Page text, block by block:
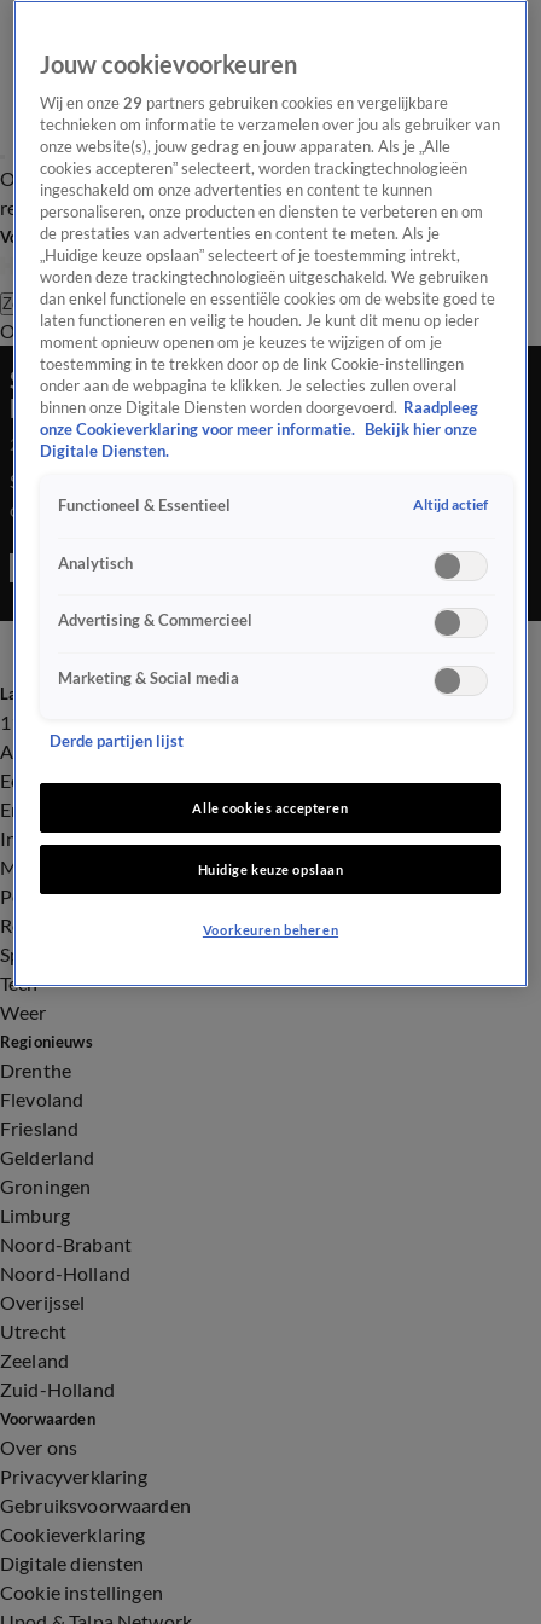
Overzicht Laatste nieuws Regionieuws Het beste van Hart
Tip de
redactie
Volg Hart van Nederland
Zoeken
OverzichtRegioUitzendingenWeerTip de redactiePanelVideo's
Stel steekt barbecue aan in huis om warm te
blijven en wordt onwel door rook
29 nov 2022, 07:14
Stel steekt barbecue aan in huis om warm te blijven en wordt
onwel door rook
Laatste nieuws
112
Advies & Tips
Economie
Entertainment
Infrastructuur
Milieu en Gezondheid
Politiek
Royalty
Sport
Tech
Weer
Regionieuws
Drenthe
Flevoland
Friesland
Gelderland
Groningen
Limburg
Noord-Brabant
Noord-Holland
Overijssel
Utrecht
Zeeland
Zuid-Holland
Voorwaarden
Over ons
Privacyverklaring
Gebruiksvoorwaarden
Cookieverklaring
Digitale diensten
Cookie instellingen
Jouw cookievoorkeuren
Wij en onze29 partners gebruiken cookies en vergelijkbare
technieken om informatie te verzamelen over jou als gebruiker van
onze website(s), jouw gedrag en jouw apparaten. Als je „Alle
cookies accepteren” selecteert, worden trackingtechnologieën
ingeschakeld om onze advertenties en content te kunnen
personaliseren, onze producten en diensten te verbeteren en om
de prestaties van advertenties en content te meten. Als je
„Huidige keuze opslaan” selecteert of je toestemming intrekt,
worden deze trackingtechnologieën uitgeschakeld. We gebruiken
dan enkel functionele en essentiële cookies om de website goed te
laten functioneren en veilig te houden. Je kunt dit menu op ieder
moment opnieuw openen om je keuzes te wijzigen of om je
toestemming in te trekken door op de link Cookie-instellingen
onder aan de webpagina te klikken. Je selecties zullen overal
binnen onze Digitale Diensten worden doorgevoerd. Raadpleeg
onze Cookieverklaring voor meer informatie.
Bekijk hier onze
Digitale Diensten.
Functioneel & Essentieel Altijd actief
Analytisch
Advertising & Commercieel
Marketing & Social media
Derde partijen lijst
Alle cookies accepteren
Huidige keuze opslaan
Voorkeuren beheren